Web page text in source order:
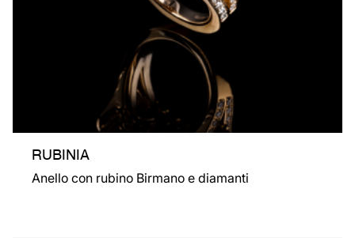
RUBINIA
Anello con rubino Birmano e diamanti